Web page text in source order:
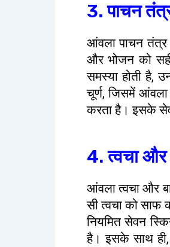
3. पाचन
आंवला पाचन तंत्र
और भोजन को
समस्या होती है,
चूर्ण, जिसमें
करता है। इसके
4. त्वचा और
आंवला त्वचा और
सी त्वचा को
नियमित सेवन
है। इसके साथ ही,